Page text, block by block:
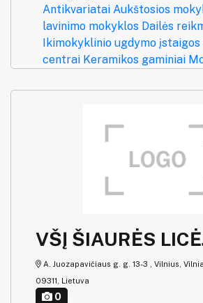
Antikvariatai Aukštosios
lavinimo mokyklos Dailės
Ikimokyklinio ugdymo įstaigos
centrai Keramikos gaminiai
VŠĮ ŠIAURĖS
A. Juozapavičiaus g. g. 13-3 , Vilnius,
09311, Lietuva
0